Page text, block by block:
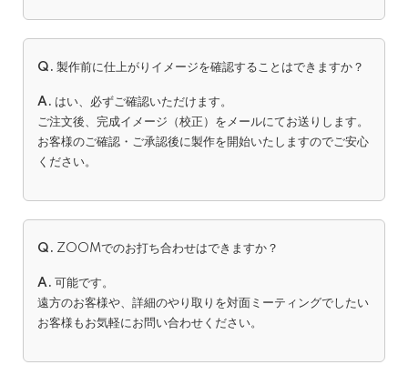
Q. 製作前に仕上がりイメージを確認することはできますか？
A. はい、必ずご確認いただけます。
ご注文後、完成イメージ（校正）をメールにてお送りします。
お客様のご確認・ご承認後に製作を開始いたしますのでご安心
ください。
Q. ZOOMでのお打ち合わせはできますか？
A. 可能です。
遠方のお客様や、詳細のやり取りを対面ミーティングでしたい
お客様もお気軽にお問い合わせください。